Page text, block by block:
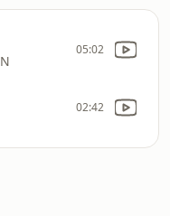
05:02
02:42